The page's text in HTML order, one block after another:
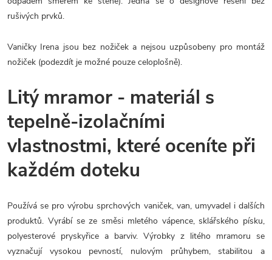
rušivých prvků.
Vaničky Irena jsou bez nožiček a nejsou uzpůsobeny pro montáž
nožiček (podezdít je možné pouze celoplošně).
Litý mramor - materiál s
tepelně-izolačními
vlastnostmi, které oceníte při
každém doteku
Používá se pro výrobu sprchových vaniček, van, umyvadel i dalších
produktů. Vyrábí se ze směsi mletého vápence, sklářského písku,
polyesterové pryskyřice a barviv. Výrobky z litého mramoru se
vyznačují vysokou pevností, nulovým průhybem, stabilitou a